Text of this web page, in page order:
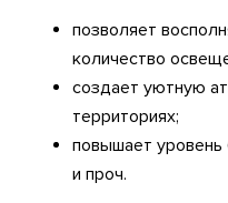
позволяет
количество
создает уютную
территориях;
повышает уровень
и проч.